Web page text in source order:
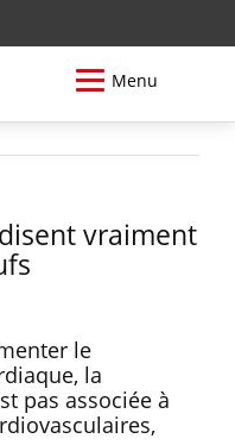
Menu
vraiment
le
la
pas associée à